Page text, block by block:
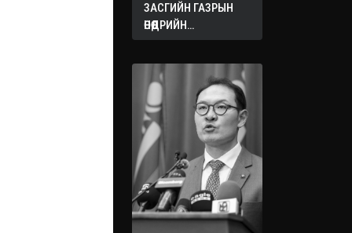
ЗАСГИЙН ГАЗРЫН
ӨНӨӨДРИЙН
ХУРАЛДААНААС
ШИЙДВЭРҮҮД